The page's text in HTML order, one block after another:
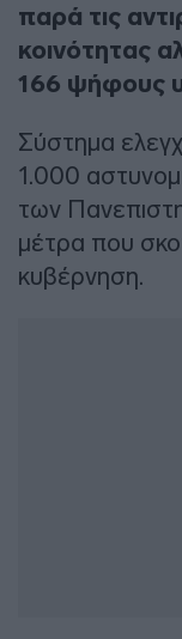
παρά τις
κοινότητας
166 ψήφους
Σύστημα
1.000
των
μέτρα που
κυβέρνηση.